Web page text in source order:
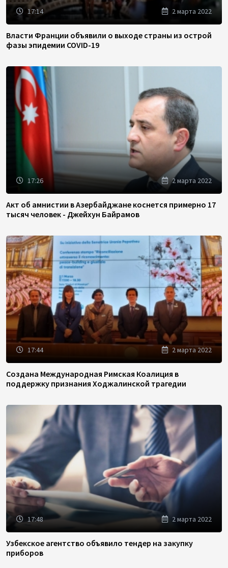
17:14 2 марта 2022
Власти Франции объявили о выходе страны из острой
фазы эпидемии COVID-19
17:26 2 марта 2022
Акт об амнистии в Азербайджане коснется примерно 17
тысяч человек - Джейхун Байрамов
17:44 2 марта 2022
Создана Международная Римская Коалиция в
поддержку признания Ходжалинской трагедии
17:48 2 марта 2022
Узбекское агентство объявило тендер на закупку
приборов